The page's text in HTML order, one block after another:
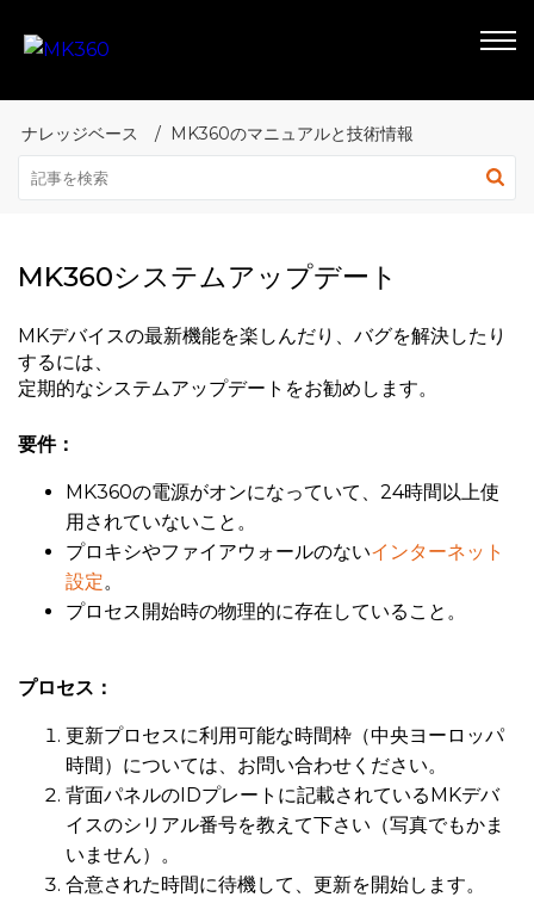
ナレッジベース MK360のマニュアルと技術情報
MK360システムアップデート
MKデバイスの最新機能を楽しんだり、バグを解決したり
するには、
定期的なシステムアップデートをお勧めします。
要件：
MK360の電源がオンになっていて、24時間以上使
用されていないこと。
プロキシやファイアウォールのないインターネット
設定。
プロセス開始時の物理的に存在していること。
プロセス：
更新プロセスに利用可能な時間枠（中央ヨーロッパ
時間）については、 お問い合わせください。
背面パネルのIDプレートに記載されているMKデバ
イスのシリアル番号を教えて下さい（写真でもかま
いません）。
合意された時間に待機して、更新を開始します。